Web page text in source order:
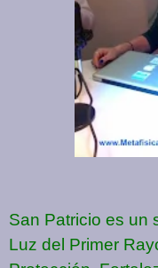
San Patricio es un
Luz del Primer